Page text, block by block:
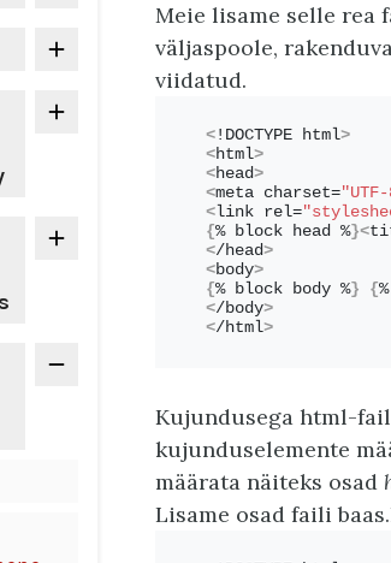
Meie lisame selle rea
väljaspoole,
viidatud.
< !DOCTYPE html>
<html>
<head>
<meta charset=
< link rel=
{% block head %}<
</head>
<body>
{% block body %} {
</body>
</html>
Kujundusega html-
kujunduselemente
määrata näiteks osad
Lisame osad faili